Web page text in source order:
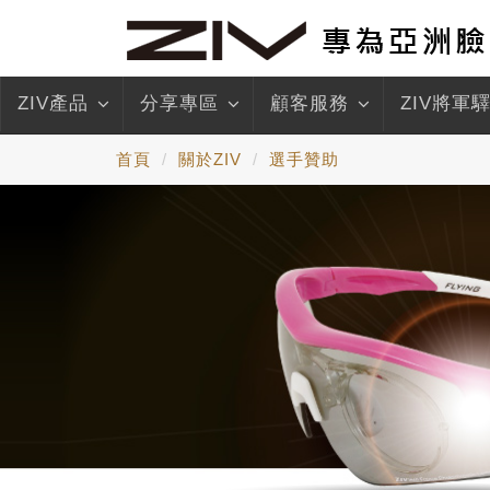
ZIV產品 分享專區 顧客服務 ZIV將軍
首頁 關於ZIV 選手贊助